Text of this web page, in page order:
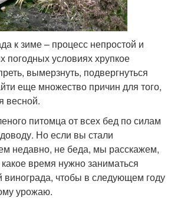
к зиме – процесс непростой и
погодных условиях хрупкое
вымерзнуть, подвергнуться
еще множество причин для того,
весной.
питомца от всех бед по силам
Но если вы стали
недавно, не беда, мы расскажем,
время нужно заниматься
винограда, чтобы в следующем году
урожаю.